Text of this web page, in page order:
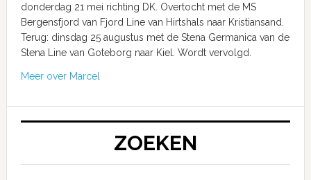
donderdag 21 mei richting DK. Overtocht met de MS
Bergensfjord van Fjord Line van Hirtshals naar Kristiansand.
Terug: dinsdag 25 augustus met de Stena Germanica van de
Stena Line van Goteborg naar Kiel. Wordt vervolgd.
Meer over Marcel
ZOEKEN